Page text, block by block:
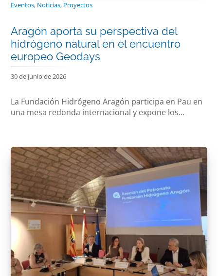
Eventos, Noticias, Proyectos
Aragón aporta su perspectiva del
hidrógeno natural en el encuentro
europeo Geodays
30 de junio de 2026
La Fundación Hidrógeno Aragón participa en Pau en
una mesa redonda internacional y expone los...